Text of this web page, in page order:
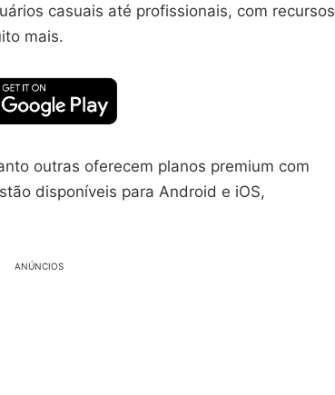
casuais até profissionais, com recursos
mais.
outras oferecem planos premium com
disponíveis para Android e iOS,
ANÚNCIOS